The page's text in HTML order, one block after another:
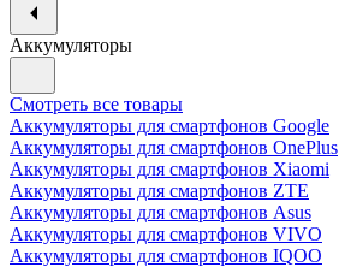
Аккумуляторы
Смотреть все товары
Аккумуляторы для смартфонов Google
Аккумуляторы для смартфонов OnePlus
Аккумуляторы для смартфонов Xiaomi
Аккумуляторы для смартфонов ZTE
Аккумуляторы для cмартфонов Asus
Аккумуляторы для смартфонов VIVO
Аккумуляторы для смартфонов IQOO